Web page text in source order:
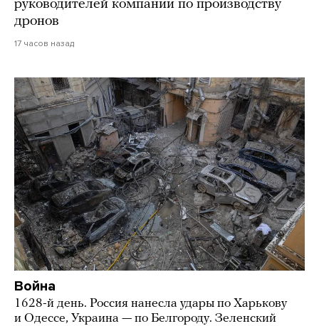
руководителей компании по производству
дронов
17 часов назад
Война
1628-й день. Россия нанесла удары по Харькову
и Одессе, Украина — по Белгороду. Зеленский